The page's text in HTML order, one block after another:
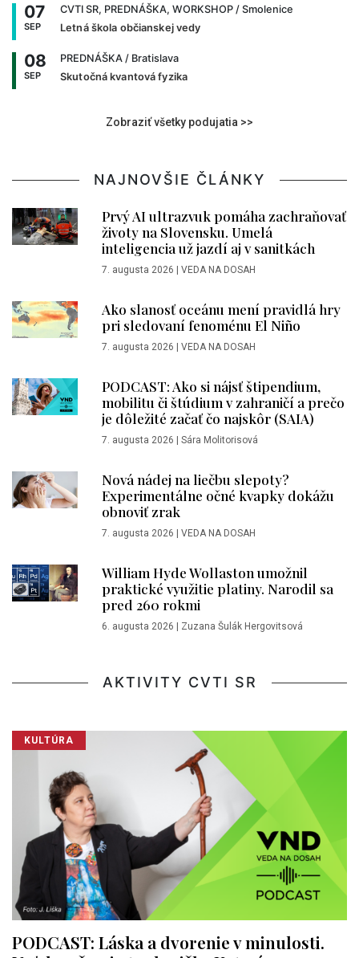
07
SEP
CVTI SR, PREDNÁŠKA, WORKSHOP / Smolenice
Letná škola občianskej vedy
08
SEP
PREDNÁŠKA / Bratislava
Skutočná kvantová fyzika
Zobraziť všetky podujatia >>
NAJNOVŠIE ČLÁNKY
Prvý AI ultrazvuk pomáha zachraňovať
životy na Slovensku. Umelá
inteligencia už jazdí aj v sanitkách
7. augusta 2026 | VEDA NA DOSAH
Ako slanosť oceánu mení pravidlá hry
pri sledovaní fenoménu El Niño
7. augusta 2026 | VEDA NA DOSAH
PODCAST: Ako si nájsť štipendium,
mobilitu či štúdium v zahraničí a prečo
je dôležité začať čo najskôr (SAIA)
7. augusta 2026 | Sára Molitorisová
Nová nádej na liečbu slepoty?
Experimentálne očné kvapky dokážu
obnoviť zrak
7. augusta 2026 | VEDA NA DOSAH
William Hyde Wollaston umožnil
praktické využitie platiny. Narodil sa
pred 260 rokmi
6. augusta 2026 | Zuzana Šulák Hergovitsová
AKTIVITY CVTI SR
KULTÚRA
PODCAST: Láska a dvorenie v minulosti.